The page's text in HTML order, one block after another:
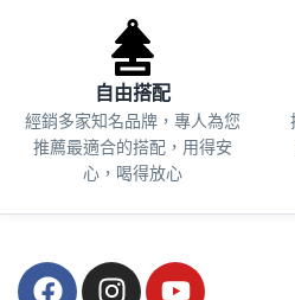
自由搭配
經銷多家知名品牌，專人為您
推薦最適合的搭配，用得安
心，喝得放心